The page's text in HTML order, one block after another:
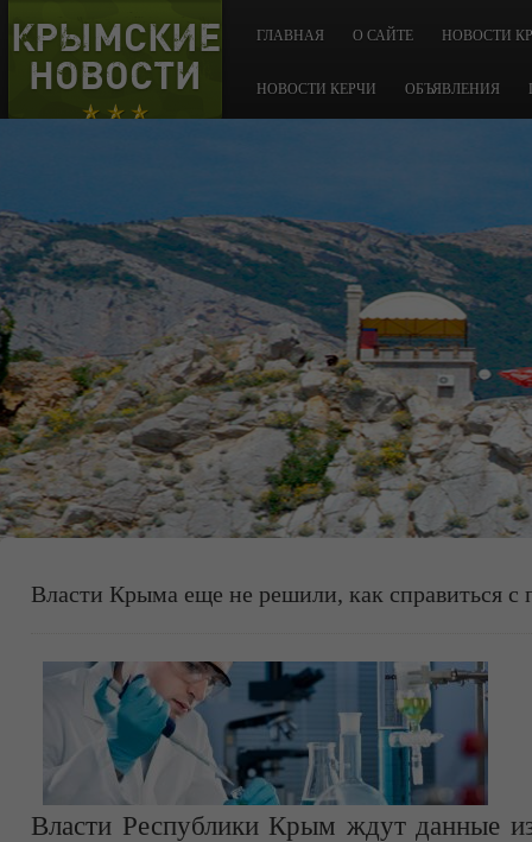
КРЫМСКИЕ
НОВОСТИ
ГЛАВНАЯ О САЙТЕ НОВОСТИ
НОВОСТИ КЕРЧИ ОБЪЯВЛЕНИЯ
Власти Крыма еще не решили, как справиться с
Власти Республики Крым ждут данные